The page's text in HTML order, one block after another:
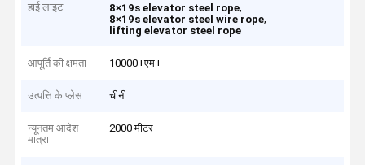
हाई लाइट 8×19s elevator steel rope,
8×19s elevator steel wire rope,
lifting elevator steel rope
आपूर्ति की क्षमता 10000+एम+
उत्पत्ति के प्लेस चीनी
न्यूनतम आदेश
मात्रा
2000 मीटर